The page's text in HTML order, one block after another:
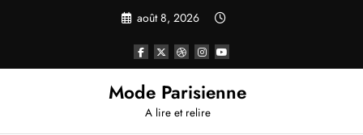
août 8, 2026
Mode Parisienne
A lire et relire